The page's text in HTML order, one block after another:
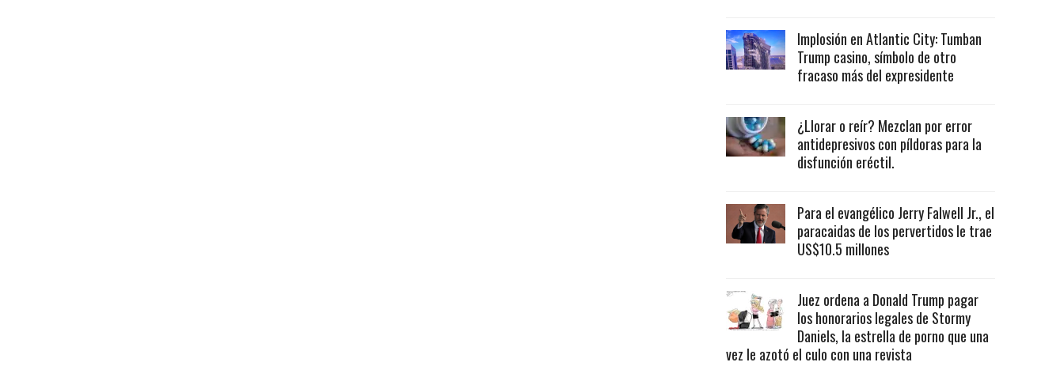
Implosión en Atlantic City: Tumban
Trump casino, símbolo de otro
fracaso más del expresidente
¿Llorar o reír? Mezclan por error
antidepresivos con píldoras para la
disfunción eréctil.
Para el evangélico Jerry Falwell Jr., el
paracaidas de los pervertidos le trae
US$10.5 millones
Juez ordena a Donald Trump pagar
los honorarios legales de Stormy
Daniels, la estrella de porno que una
vez le azotó el culo con una revista